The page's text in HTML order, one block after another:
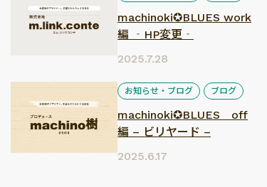
machinoki✪BLUES work
編 ‐HP変更‐
2025.7.28
machinoki✪BLUES off
編 – ビリヤード –
お知らせ・ブログ ブログ
2025.6.17